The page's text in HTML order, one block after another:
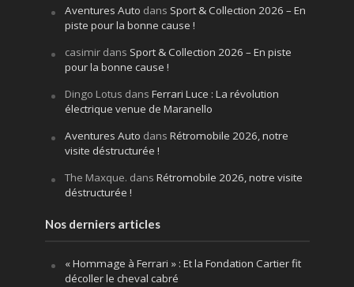
Aventures Auto dans Sport & Collection 2026 – En
piste pour la bonne cause !
casimirdans Sport & Collection 2026 – En piste
pour la bonne cause !
Dingo Lotus dans Ferrari Luce : La révolution
électrique venue de Maranello
Aventures Auto dans Rétromobile 2026, notre
visite déstructurée !
The Maxque. dans Rétromobile 2026, notre visite
déstructurée !
Nos derniers articles
« Hommage à Ferrari » : Et la Fondation Cartier fit
décoller le cheval cabré